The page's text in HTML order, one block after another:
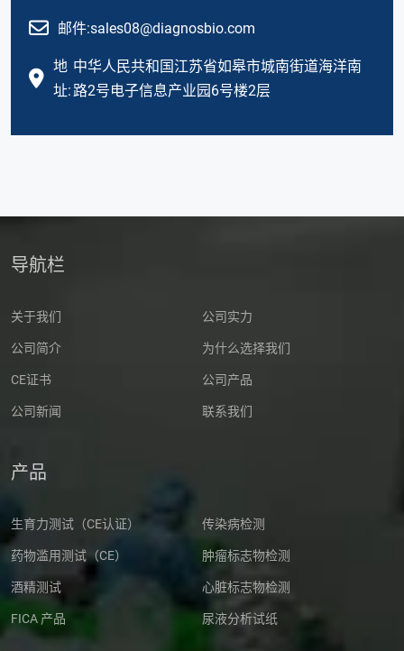
邮件:sales08@diagnosbio.com
地
址:
中华人民共和国江苏省如皋市城南街道海洋南
路2号电子信息产业园6号楼2层
导航栏
关于我们 公司实力
公司简介 为什么选择我们
CE证书 公司产品
公司新闻 联系我们
产品
生育力测试（CE认证） 传染病检测
药物滥用测试（CE） 肿瘤标志物检测
酒精测试 心脏标志物检测
FICA 产品 尿液分析试纸